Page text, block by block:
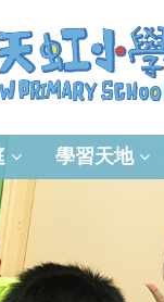
學習天地